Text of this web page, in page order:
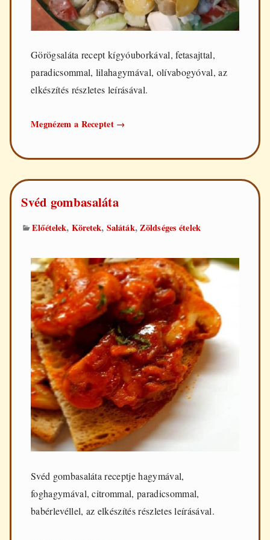
Görögsaláta recept kígyóuborkával, fetasajttal,
paradicsommal, lilahagymával, olívabogyóval, az
elkészítés részletes leírásával.
Megnézem a Receptet Görögsaláta
→
Svéd gombasaláta
Előételek, Köretek, Saláták,Zöldséges ételek
Svéd gombasaláta receptje hagymával,
foghagymával, citrommal, paradicsommal,
babérlevéllel, az elkészítés részletes leírásával.